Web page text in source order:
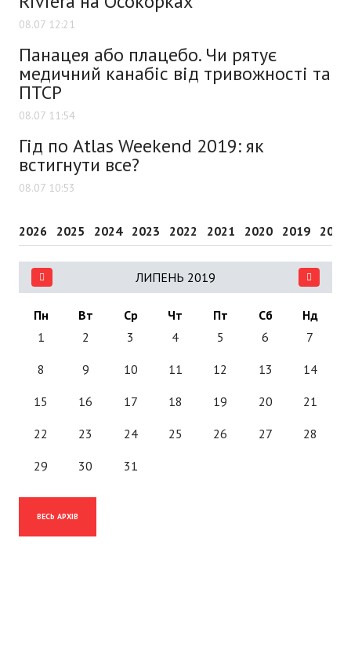
08.07 12:21
Панацея або плацебо. Чи рятує
медичний канабіс від тривожності та
ПТСР
08.07 11:54
Гід по Atlas Weekend 2019: як
встигнути все?
08.07 10:53
2026 2025 2024 2023 2022 2021 2020 2019 2018
ЛИПЕНЬ 2019
Пн Вт Ср Чт Пт Сб
Нд
1
2 3 4 5 6 7
8 9 10 11 12 13 14
15 16 17 18 19 20 21
22 23 24 25 26 27 28
29 30 31
ВЕСЬ АРХІВ